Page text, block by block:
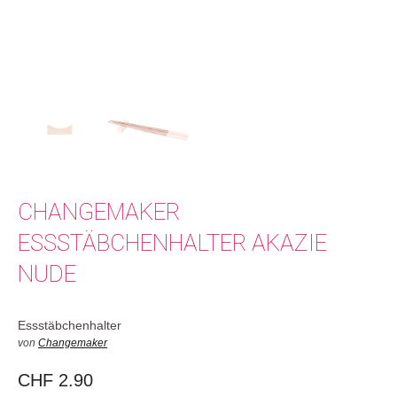
CHANGEMAKER
ESSSTÄBCHENHALTER AKAZIE
NUDE
Essstäbchenhalter
von Changemaker
CHF 2.90